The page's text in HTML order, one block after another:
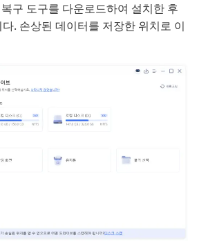
구 도구를 다운로드하여 설치한 후
. 손상된 데이터를 저장한 위치로 이